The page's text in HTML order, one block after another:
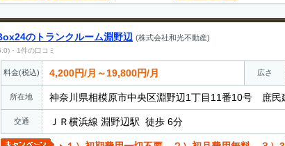
のトランクルーム淵野辺 (株式会社和光不動産)
・1件の口コミ
料金(税込) 4,200円/月～19,800円/月 広さ
所在地 神奈川県相模原市中央区淵野辺1丁目11番10号 庶民
交通 ＪＲ横浜線 淵野辺駅 徒歩 6分